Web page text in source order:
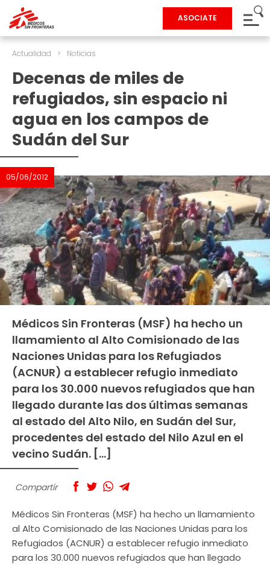
ASOCIATE
Actualidad > Noticias
Decenas de miles de
refugiados, sin espacio ni
agua en los campos de
Sudán del Sur
05/06/2012
Médicos Sin Fronteras (MSF) ha hecho un
llamamiento al Alto Comisionado de las
Naciones Unidas para los Refugiados
(ACNUR) a establecer refugio inmediato
para los 30.000 nuevos refugiados que han
llegado durante las dos últimas semanas
al estado del Alto Nilo, en Sudán del Sur,
procedentes del estado del Nilo Azul en el
vecino Sudán. […]
Compartir
Médicos Sin Fronteras (MSF) ha hecho un llamamiento
al Alto Comisionado de las Naciones Unidas para los
Refugiados (ACNUR) a establecer refugio inmediato
para los 30.000 nuevos refugiados que han llegado